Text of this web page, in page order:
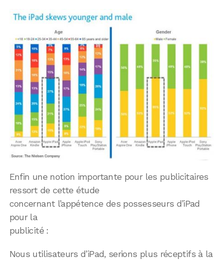
Enfin une notion importante pour les publicitaires
ressort de cette étude
concernant l’appétence des possesseurs d’iPad
pour la
publicité :
Nous utilisateurs d’iPad, serions plus réceptifs à la